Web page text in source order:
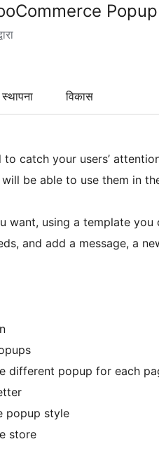
Popup
स्थापना विकास
catch your users’
be able to use them in
want, using a template
and add a message, a
different popup for each
popup style
store